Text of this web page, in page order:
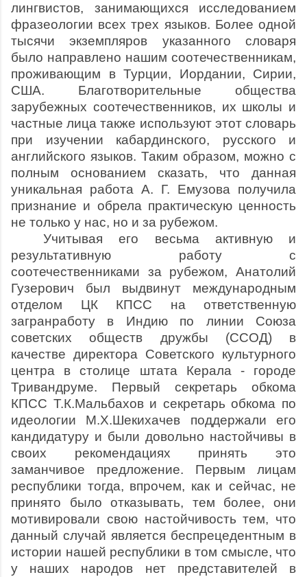
лингвистов, занимающихся иссле­дованием
фразеологии всех трех языков. Более одной
тысячи экземпляров указанного словаря
было направлено нашим со­отечественникам,
проживающим в Турции, Иордании, Сирии,
США. Благотворительные общества
зарубежных соотечествен­ников, их школы и
частные лица также используют этот словарь
при изучении кабардинского, русского и
английского языков. Таким образом, можно с
полным основанием сказать, что данная
уникальная работа А. Г. Емузова получила
признание и обрела практическую ценность
не только у нас, но и за рубежом.
Учитывая его весьма активную и
результативную работу с
соотечественниками за рубежом, Анатолий
Гузерович был выдвинут международным
отделом ЦК КПСС на ответственную
загранработу в Индию по линии Союза
советских обществ дружбы (ССОД) в
качестве директора Советского культурного
центра в столице штата Керала - городе
Тривандруме. Первый секретарь обкома
КПСС Т.К.Мальбахов и секретарь обкома по
идеологии М.Х.Шекихачев поддержали его
кандидатуру и были довольно настойчивы в
своих рекомендациях принять это
заманчивое предложение. Первым лицам
республики тогда, впрочем, как и сейчас, не
принято было отказывать, тем более, они
мотивировали свою настойчивость тем, что
данный случай является беспрецедентным в
истории нашей республики в том смысле, что
у наших народов нет представителей в